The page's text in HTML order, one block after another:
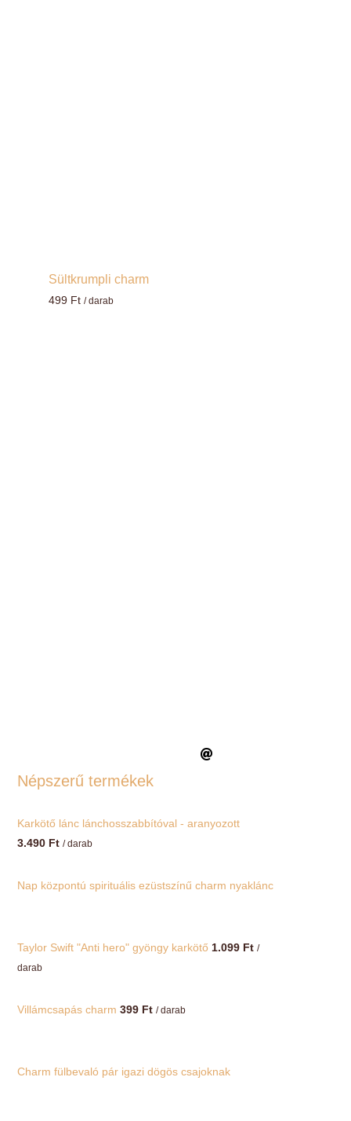
Sültkrumpli charm
499 Ft / darab
Népszerű termékek
Karkötő lánc lánchosszabbítóval - aranyozott
3.490 Ft / darab
Nap központú spirituális ezüstszínű charm nyaklánc
Taylor Swift "Anti hero" gyöngy karkötő 1.099 Ft /
darab
Villámcsapás charm 399 Ft / darab
Charm fülbevaló pár igazi dögös csajoknak